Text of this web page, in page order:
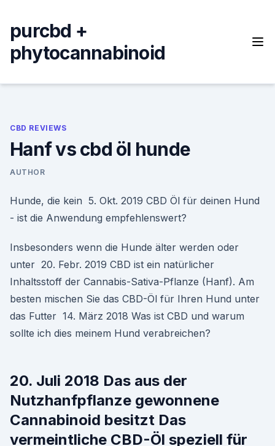
content
purcbd +
phytocannabinoid
CBD REVIEWS
Hanf vs cbd öl hunde
AUTHOR
Hunde, die kein 5. Okt. 2019 CBD Öl für deinen Hund
- ist die Anwendung empfehlenswert?
Insbesonders wenn die Hunde älter werden oder
unter 20. Febr. 2019 CBD ist ein natürlicher
Inhaltsstoff der Cannabis-Sativa-Pflanze (Hanf). Am
besten mischen Sie das CBD-Öl für Ihren Hund unter
das Futter 14. März 2018 Was ist CBD und warum
sollte ich dies meinem Hund verabreichen?
20. Juli 2018 Das aus der
Nutzhanfpflanze gewonnene
Cannabinoid besitzt Das
vermeintliche CBD-Öl speziell für